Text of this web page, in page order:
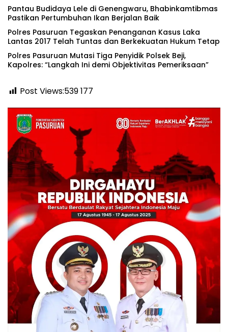
Pantau Budidaya Lele di Genengwaru, Bhabinkamtibmas
Pastikan Pertumbuhan Ikan Berjalan Baik
Polres Pasuruan Tegaskan Penanganan Kasus Laka
Lantas 2017 Telah Tuntas dan Berkekuatan Hukum Tetap
‎Polres Pasuruan Mutasi Tiga Penyidik Polsek Beji,
Kapolres: “Langkah Ini demi Objektivitas Pemeriksaan”
Post Views:539177